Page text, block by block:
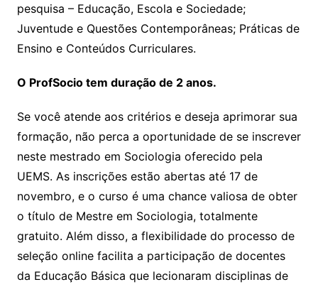
pesquisa – Educação, Escola e Sociedade;
Juventude e Questões Contemporâneas; Práticas de
Ensino e Conteúdos Curriculares.
O ProfSocio tem duração de 2 anos.
Se você atende aos critérios e deseja aprimorar sua
formação, não perca a oportunidade de se inscrever
neste mestrado em Sociologia oferecido pela
UEMS. As inscrições estão abertas até 17 de
novembro, e o curso é uma chance valiosa de obter
o título de Mestre em Sociologia, totalmente
gratuito. Além disso, a flexibilidade do processo de
seleção online facilita a participação de docentes
da Educação Básica que lecionaram disciplinas de